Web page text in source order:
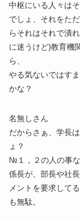
中枢にいる人々は
でしょ、それをた
らそれはそれで潰
に迷うけど)教育機
ら、
やる気ないではす
かな？
名無しさん
だからさぁ、学長
ょ？
№１，２の人の事な
係長が、部長や社
メントを要求して
も無駄。